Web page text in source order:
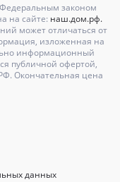
законом
на сайте: наш.дом.рф.
может отличаться от
изложенная на
информационный
публичной офертой,
Окончательная цена
данных